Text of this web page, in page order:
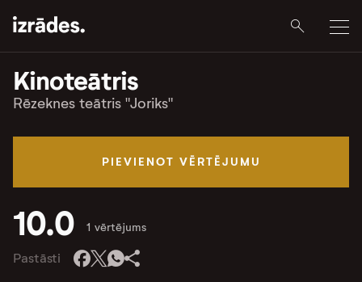
Kinoteātris
Rēzeknes teātris "Joriks"
PIEVIENOT VĒRTĒJUMU
10.0 1 vērtējums
Pastāsti